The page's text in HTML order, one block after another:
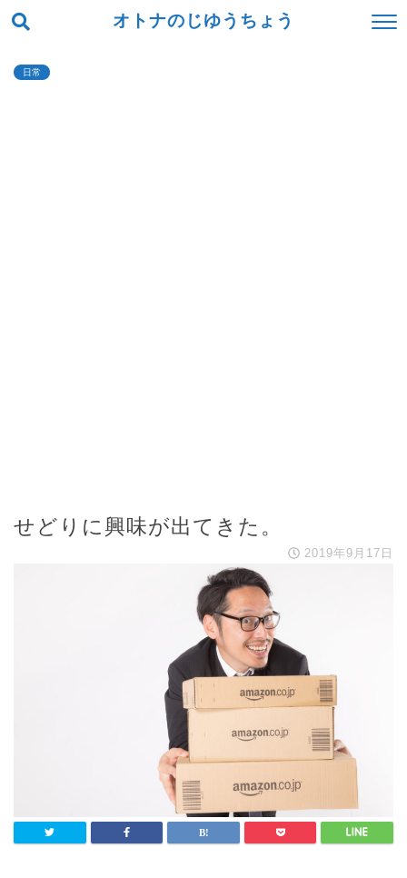
オトナのじゆうちょう
日常
せどりに興味が出てきた。
2019年9月17日